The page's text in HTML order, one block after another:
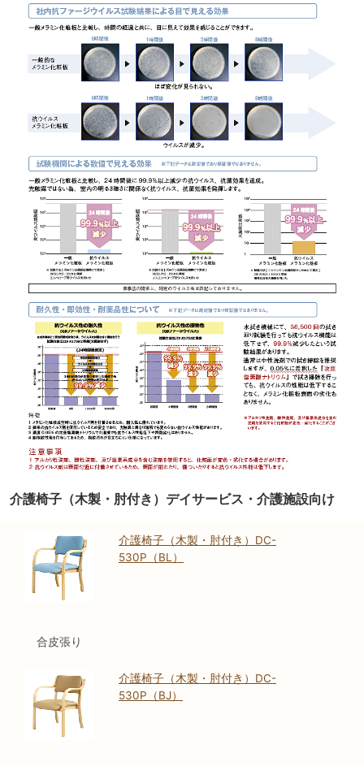
介護椅子（木製・肘付き）デイサービス・介護施設向け
合皮張り
介護椅子（木製・肘付き）DC-
530P（BL）
介護椅子（木製・肘付き）DC-
530P（BJ）